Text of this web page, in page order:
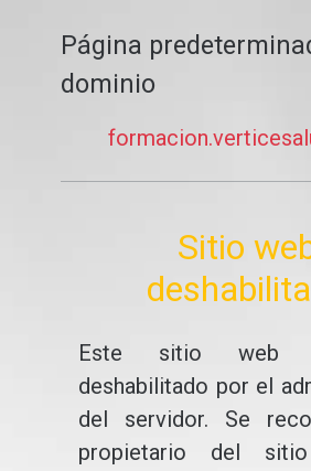
Página
dominio
Sitio
Este sitio web
deshabilitado por el
del servidor. Se
propietario del